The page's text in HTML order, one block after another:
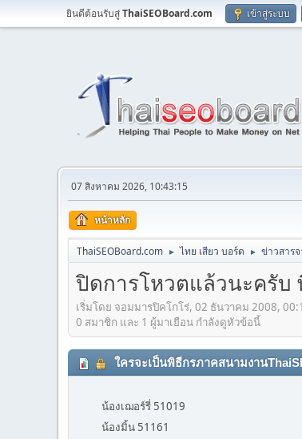
ยินดีต้อนรับสู่ThaiSEOBoard.com เข้าสู่ระบบ
07 สิงหาคม 2026, 10:43:15
หน้าหลัก
ThaiSEOBoard.com ► ไทย เสียว บอร์ด ► ข่าวสาร
ปิดการโหวตแล้วนะครับ
เริ่มโดย จอมมารปิคโกโร่, 02 ธันวาคม 2008,
0 สมาชิก และ 1 ผู้มาเยือน กำลังดูหัวข้อนี้
ใครจะเป็นพิธีกรภาคสนามงาน
น้องเฌอร์รี่ 51019
น้องมิ้น 51161